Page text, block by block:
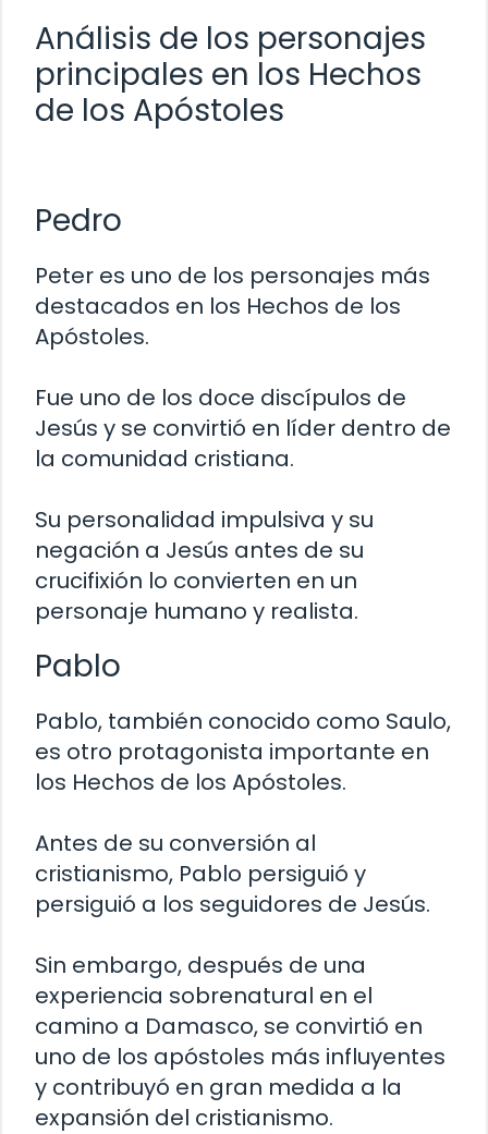
Análisis de los personajes
principales en los Hechos
de los Apóstoles
Pedro
Peter es uno de los personajes más
destacados en los Hechos de los
Apóstoles.
Fue uno de los doce discípulos de
Jesús y se convirtió en líder dentro de
la comunidad cristiana.
Su personalidad impulsiva y su
negación a Jesús antes de su
crucifixión lo convierten en un
personaje humano y realista.
Pablo
Pablo, también conocido como Saulo,
es otro protagonista importante en
los Hechos de los Apóstoles.
Antes de su conversión al
cristianismo, Pablo persiguió y
persiguió a los seguidores de Jesús.
Sin embargo, después de una
experiencia sobrenatural en el
camino a Damasco, se convirtió en
uno de los apóstoles más influyentes
y contribuyó en gran medida a la
expansión del cristianismo.